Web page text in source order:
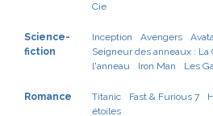
Cie
Science-
fiction
Inception Avengers
Seigneur des anneaux :
l'anneau
Iron Man Les
Romance Titanic Fast & Furious 7
étoiles